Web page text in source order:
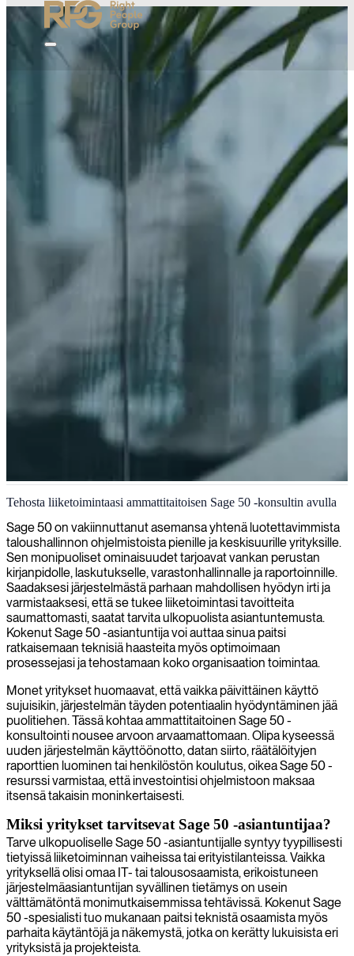
Sage 50 -kirjanpito-ohjelmiston konsultointi
Tarjoamme asiantuntevia Sage 50 -konsultointipalveluja, jotka
tehostavat taloudellisia työnkulkujasi, parantavat raportoinnin
tarkkuutta ja maksimoivat kirjanpito-ohjelmistoinvestointisi
potentiaalin.
Tehosta liiketoimintaasi ammattitaitoisen Sage 50 -konsultin avulla
Sage 50 on vakiinnuttanut asemansa yhtenä luotettavimmista
taloushallinnon ohjelmistoista pienille ja keskisuurille yrityksille.
Sen monipuoliset ominaisuudet tarjoavat vankan perustan
kirjanpidolle, laskutukselle, varastonhallinnalle ja raportoinnille.
Saadaksesi järjestelmästä parhaan mahdollisen hyödyn irti ja
varmistaaksesi, että se tukee liiketoimintasi tavoitteita
saumattomasti, saatat tarvita ulkopuolista asiantuntemusta.
Kokenut Sage 50 -asiantuntija voi auttaa sinua paitsi
ratkaisemaan teknisiä haasteita myös optimoimaan
prosessejasi ja tehostamaan koko organisaation toimintaa.
Monet yritykset huomaavat, että vaikka päivittäinen käyttö
sujuisikin, järjestelmän täyden potentiaalin hyödyntäminen jää
puolitiehen. Tässä kohtaa ammattitaitoinen Sage 50 -
konsultointi nousee arvoon arvaamattomaan. Olipa kyseessä
uuden järjestelmän käyttöönotto, datan siirto, räätälöityjen
raporttien luominen tai henkilöstön koulutus, oikea Sage 50 -
resurssi varmistaa, että investointisi ohjelmistoon maksaa
itsensä takaisin moninkertaisesti.
Miksi yritykset tarvitsevat Sage 50 -asiantuntijaa?
Tarve ulkopuoliselle Sage 50 -asiantuntijalle syntyy tyypillisesti
tietyissä liiketoiminnan vaiheissa tai erityistilanteissa. Vaikka
yrityksellä olisi omaa IT- tai talousosaamista, erikoistuneen
järjestelmäasiantuntijan syvällinen tietämys on usein
välttämätöntä monimutkaisemmissa tehtävissä. Kokenut Sage
50 -spesialisti tuo mukanaan paitsi teknistä osaamista myös
parhaita käytäntöjä ja näkemystä, jotka on kerätty lukuisista eri
yrityksistä ja projekteista.